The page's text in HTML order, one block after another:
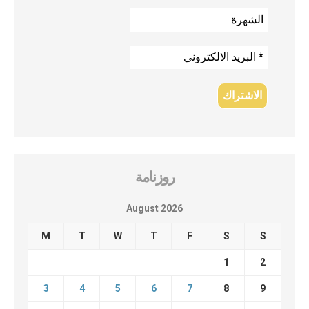
روزنامة
August 2026
M T W T F S S
1 2
3 4 5 6 7 8 9